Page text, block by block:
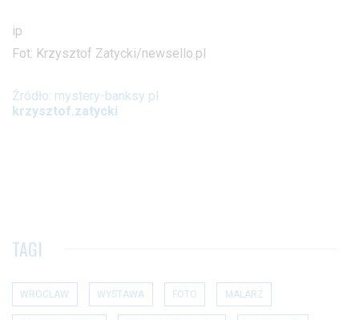
ip
Fot: Krzysztof Zatycki/newsello.pl
Źródło: mystery-banksy pl
krzysztof.zatycki
TAGI
WROCLAW WYSTAWA FOTO MALARZ